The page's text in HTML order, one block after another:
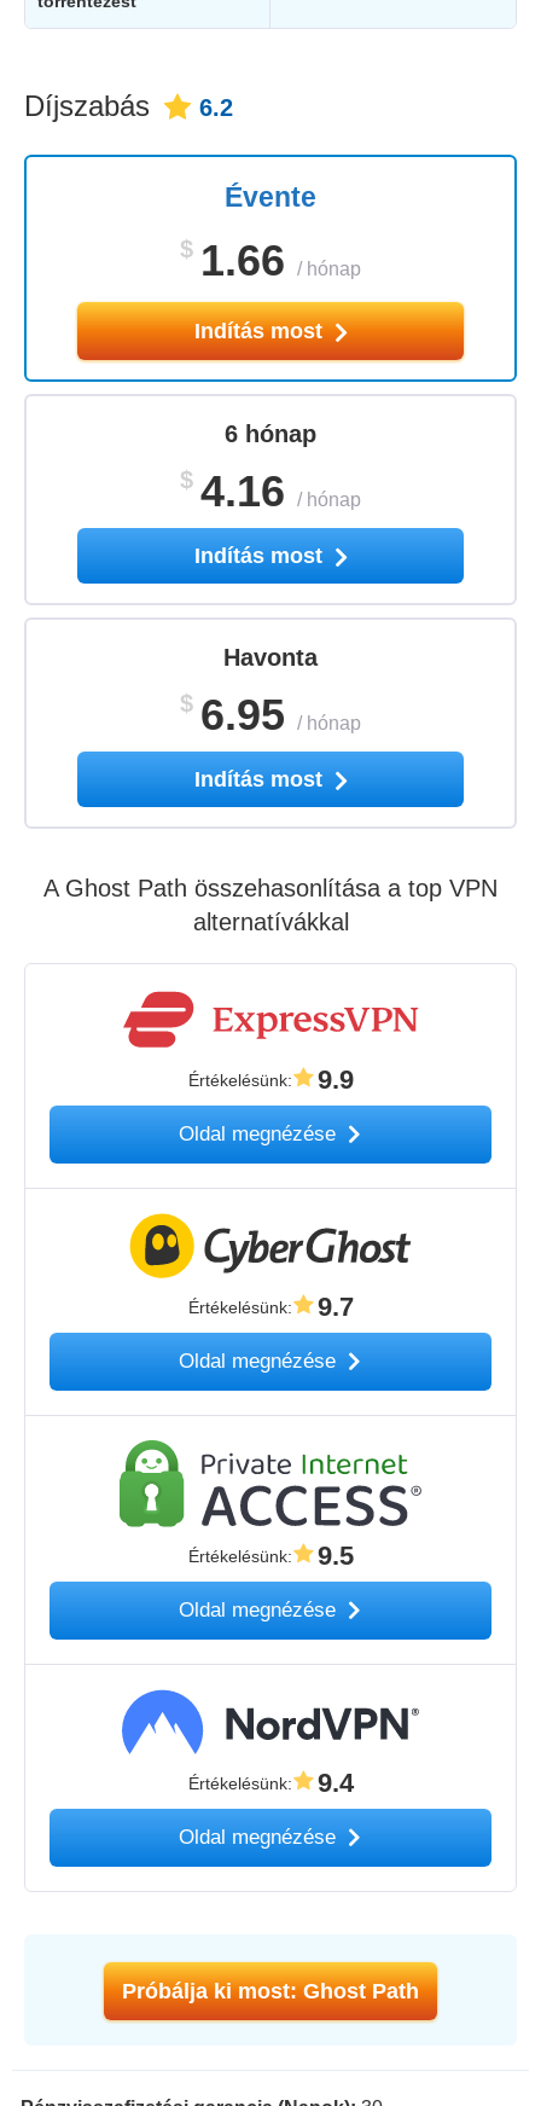
Díjszabás 6.2
Évente
$ 1.66 / hónap
Indítás most
6 hónap
$ 4.16 / hónap
Indítás most
Havonta
$ 6.95 / hónap
Indítás most
A Ghost Path összehasonlítása a top VPN
alternatívákkal
Értékelésünk: 9.9
Oldal megnézése
Értékelésünk: 9.7
Oldal megnézése
Értékelésünk: 9.5
Oldal megnézése
Értékelésünk: 9.4
Oldal megnézése
Próbálja ki most: Ghost Path